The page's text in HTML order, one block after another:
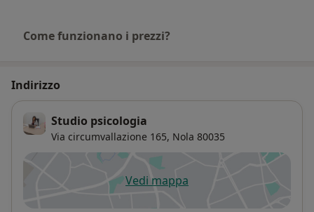
Come funzionano i prezzi?
Indirizzo
Studio psicologia
Via circumvallazione 165, Nola 80035
Vedi mappasi apre in una nuova scheda